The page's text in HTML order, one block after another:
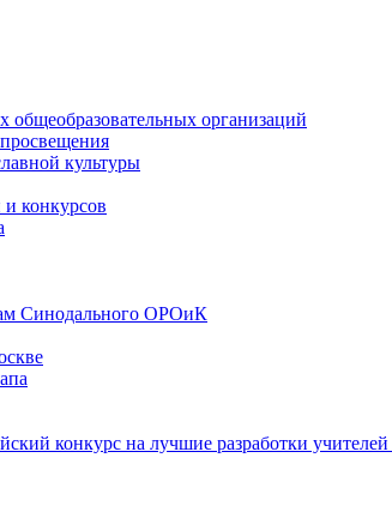
общеобразовательных организаций
культуры
конкурсов
Синодального ОРОиК
конкурс на лучшие разработки